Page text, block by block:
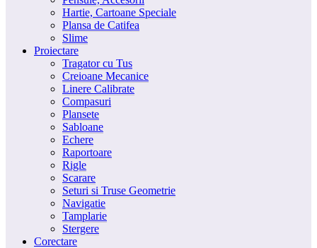
Hartie, Cartoane Speciale
Plansa de Catifea
Slime
Proiectare
Tragator cu Tus
Creioane Mecanice
Linere Calibrate
Compasuri
Plansete
Sabloane
Echere
Raportoare
Rigle
Scarare
Seturi si Truse Geometrie
Navigatie
Tamplarie
Stergere
Corectare